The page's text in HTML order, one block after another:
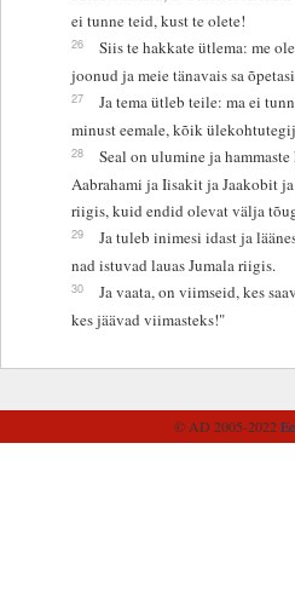
ei tunne teid, kust te olete!
26
Siis te hakkate ütlema: me
joonud ja meie tänavais sa
27
Ja tema ütleb teile: ma ei
minust eemale, kõik
28
Seal on ulumine ja
Aabrahami ja Iisakit ja Jaakobit
riigis, kuid endid olevat välja
29
Ja tuleb inimesi idast ja
nad istuvad lauas Jumala riigis.
30
Ja vaata, on viimseid, kes
kes jäävad viimasteks!"
© AD 2005-2022